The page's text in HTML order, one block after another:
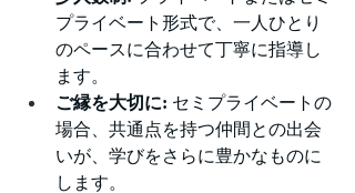
プライベート形式で、一人ひとり
のペースに合わせて丁寧に指導し
ます。
ご縁を大切に: セミプライベートの
場合、共通点を持つ仲間との出会
いが、学びをさらに豊かなものに
します。